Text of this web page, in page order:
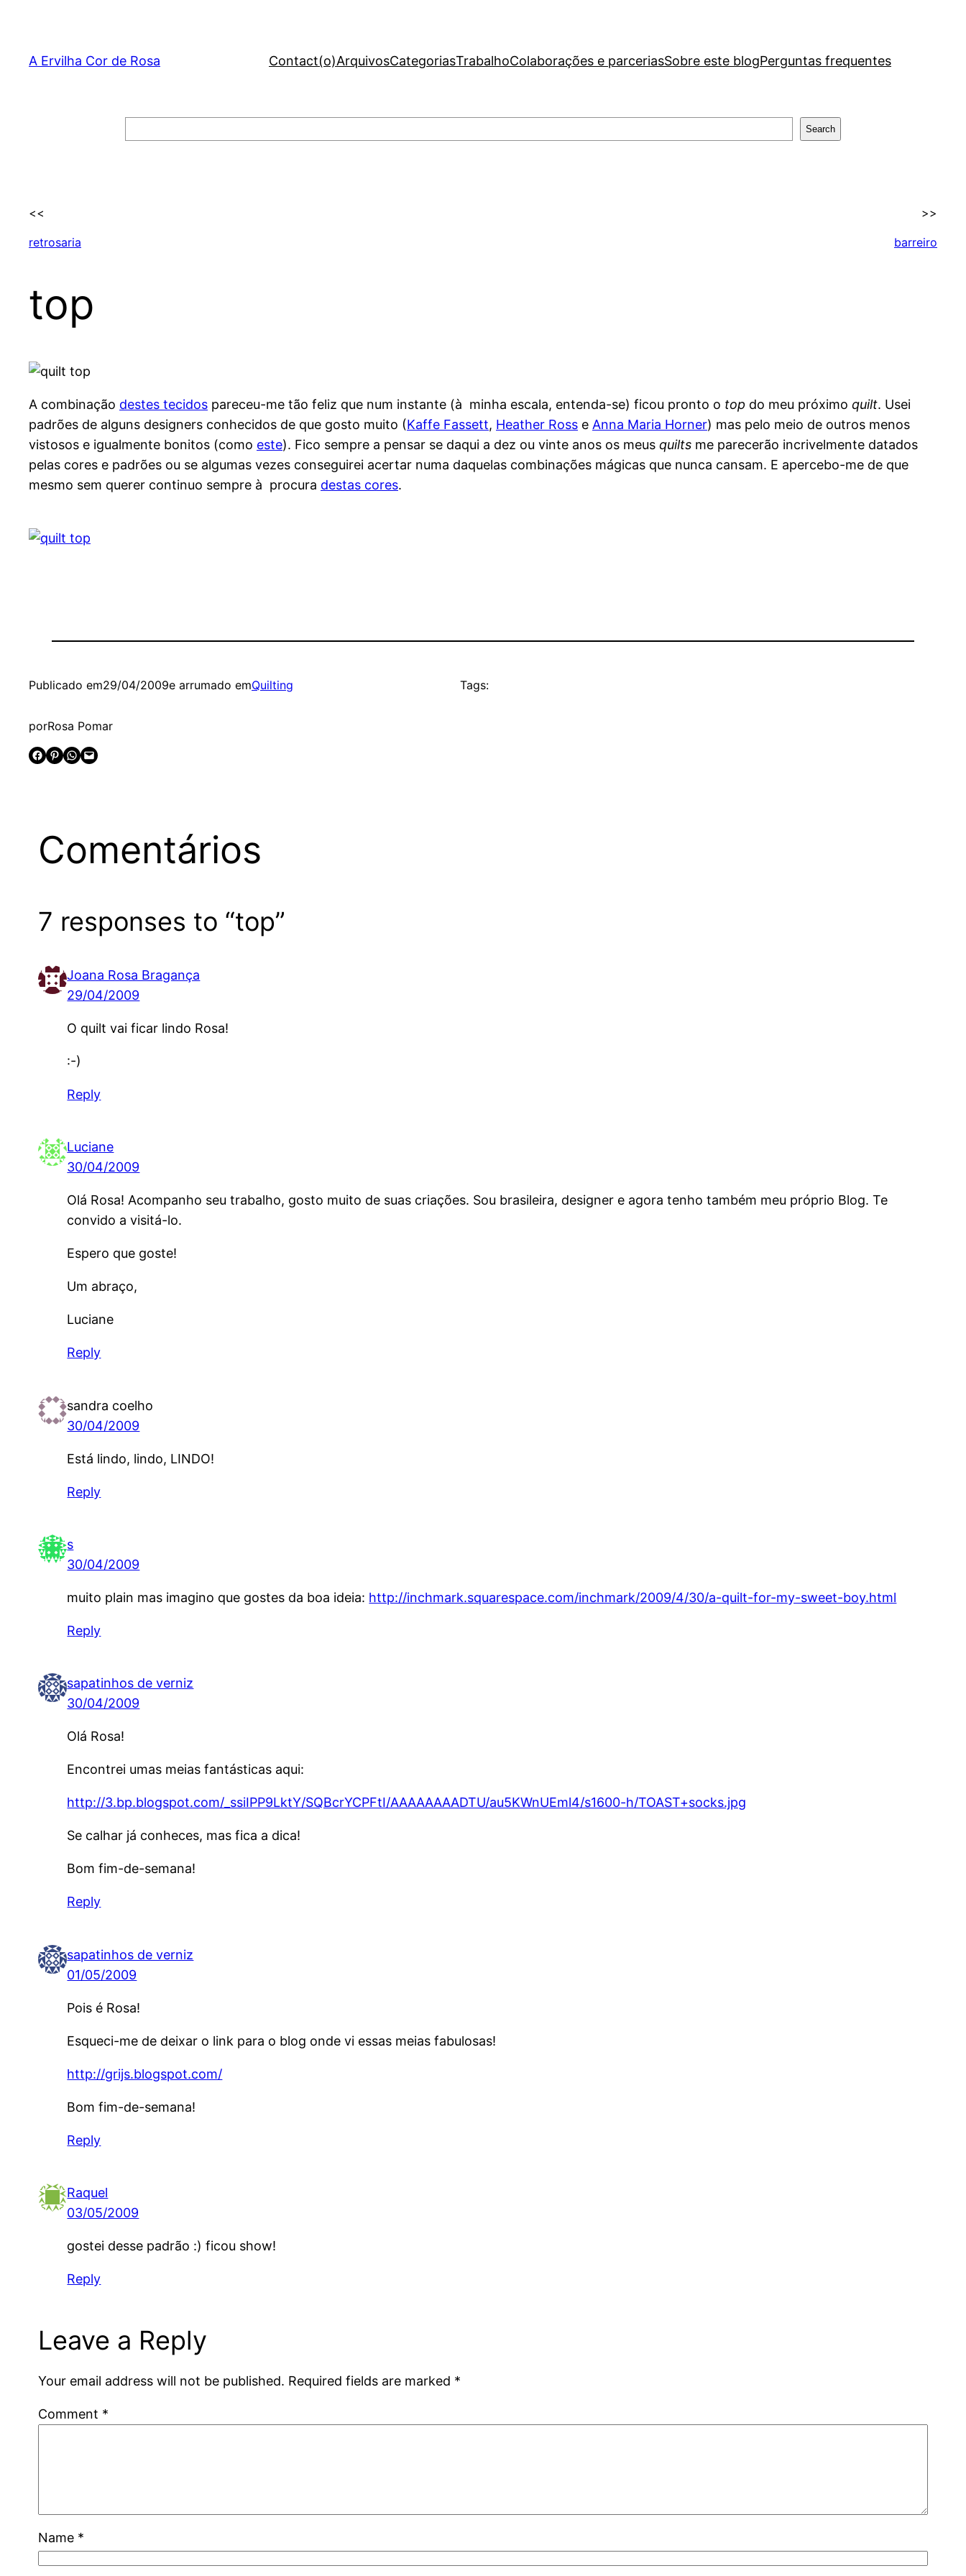
content
A Ervilha Cor de Rosa Contact(o)ArquivosCategoriasTrabalhoColaborações e parceriasSobre este blogPerguntas frequentes
Search
<<
retrosaria
>>
barreiro
top
A combinação destes tecidos pareceu-me tão feliz que num instante (à minha escala, entenda-se) ficou pronto o top do meu próximo quilt. Usei
padrões de alguns designers conhecidos de que gosto muito (Kaffe Fassett, Heather Ross e Anna Maria Horner) mas pelo meio de outros menos
vistosos e igualmente bonitos (como este). Fico sempre a pensar se daqui a dez ou vinte anos os meus quilts me parecerão incrivelmente datados
pelas cores e padrões ou se algumas vezes conseguirei acertar numa daquelas combinações mágicas que nunca cansam. E apercebo-me de que
mesmo sem querer continuo sempre à procura destas cores.
Publicado em29/04/2009e arrumado emQuilting
porRosa Pomar
Share on Facebook
Share on Pinterest Share on WhatsApp Email this Page
Tags:
Comentários
7 responses to “top”
Joana Rosa Bragança
29/04/2009
O quilt vai ficar lindo Rosa!
:-)
Reply
Luciane
30/04/2009
Olá Rosa! Acompanho seu trabalho, gosto muito de suas criações. Sou brasileira, designer e agora tenho também meu próprio Blog. Te
convido a visitá-lo.
Espero que goste!
Um abraço,
Luciane
Reply
sandra coelho
30/04/2009
Está lindo, lindo, LINDO!
Reply
s
30/04/2009
muito plain mas imagino que gostes da boa ideia: http://inchmark.squarespace.com/inchmark/2009/4/30/a-quilt-for-my-sweet-boy.html
Reply
sapatinhos de verniz
30/04/2009
Olá Rosa!
Encontrei umas meias fantásticas aqui:
http://3.bp.blogspot.com/_ssiIPP9LktY/SQBcrYCPFtI/AAAAAAAADTU/au5KWnUEml4/s1600-h/TOAST+socks.jpg
Se calhar já conheces, mas fica a dica!
Bom fim-de-semana!
Reply
sapatinhos de verniz
01/05/2009
Pois é Rosa!
Esqueci-me de deixar o link para o blog onde vi essas meias fabulosas!
http://grijs.blogspot.com/
Bom fim-de-semana!
Reply
Raquel
03/05/2009
gostei desse padrão :) ficou show!
Reply
Leave a Reply
Your email address will not be published. Required fields are marked *
Comment *
Name *